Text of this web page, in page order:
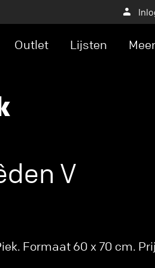
Outlet Lijsten
V
Formaat 60 x 70 cm.